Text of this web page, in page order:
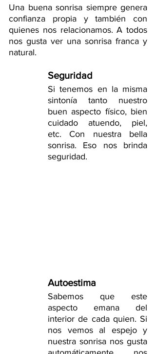
Una buena sonrisa siempre genera
confianza propia y también con
quienes nos relacionamos. A todos
nos gusta ver una sonrisa franca y
natural.
Seguridad
Si tenemos en la misma
sintonía tanto nuestro
buen aspecto físico, bien
cuidado atuendo, piel,
etc. Con nuestra bella
sonrisa. Eso nos brinda
seguridad.
Autoestima
Sabemos que este
aspecto emana del
interior de cada quien. Si
nos vemos al espejo y
nuestra sonrisa nos gusta